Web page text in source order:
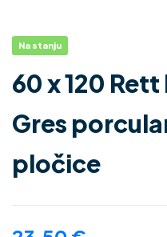
Na stanju
60 x 120
Gres
pločice